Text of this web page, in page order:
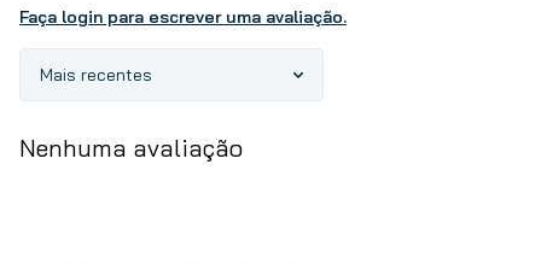
Faça login para escrever uma avaliação.
Mais recentes
Nenhuma avaliação